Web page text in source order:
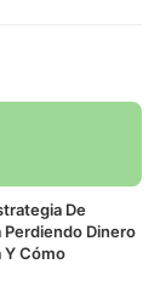
De
Perdiendo Dinero
Y Cómo